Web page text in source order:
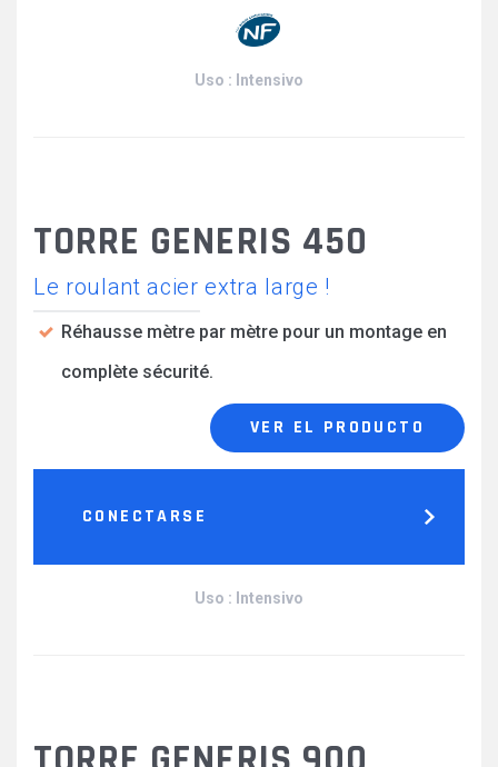
Uso : Intensivo
TORRE GENERIS 450
Le roulant acier extra large !
Réhausse mètre par mètre pour un montage en
complète sécurité.
VER EL PRODUCTO
CONECTARSE
Uso : Intensivo